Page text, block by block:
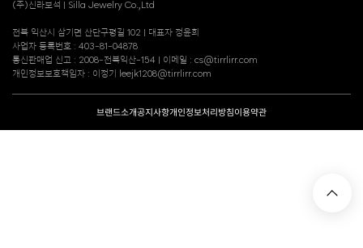
(주)신라보석 | Silla Jewelry Co.,Ltd
전북 익산시 삼기면 산단구평길 102 | 대표자 정윤희
사업자 등록번호 : 403-81-04878
통신판매업 신고 : 2008-전북익산-154 | 이메일 : cs@tirrlirr.com
개인정보보호책임자 : 이정기 leejk1208@tirrlirr.com
브랜드소개공지사항개인정보처리방침이용약관